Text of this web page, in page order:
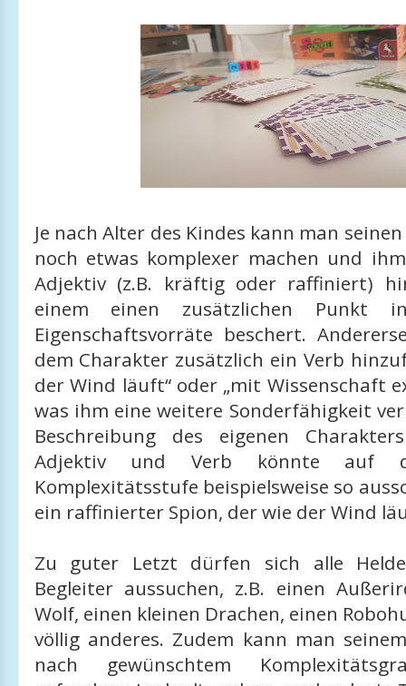
Je nach Alter des Kindes kann man
noch etwas komplexer machen und
Adjektiv (z.B. kräftig oder raffiniert)
einem einen zusätzlichen Punkt
Eigenschaftsvorräte beschert.
dem Charakter zusätzlich ein Verb
der Wind läuft“ oder „mit Wissenschaft
was ihm eine weitere Sonderfähigkeit
Beschreibung des eigenen
Adjektiv und Verb könnte auf
Komplexitätsstufe beispielsweise so
ein raffinierter Spion, der wie der Wind
Zu guter Letzt dürfen sich alle
Begleiter aussuchen, z.B. einen
Wolf, einen kleinen Drachen, einen
völlig anderes. Zudem kann man
nach gewünschtem